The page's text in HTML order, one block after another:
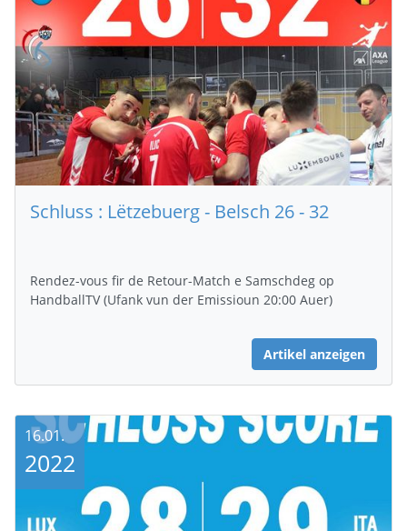
Schluss : Lëtzebuerg - Belsch 26 - 32
Rendez-vous fir de Retour-Match e Samschdeg op
HandballTV (Ufank vun der Emissioun 20:00 Auer)
Artikel anzeigen
16.01.
2022